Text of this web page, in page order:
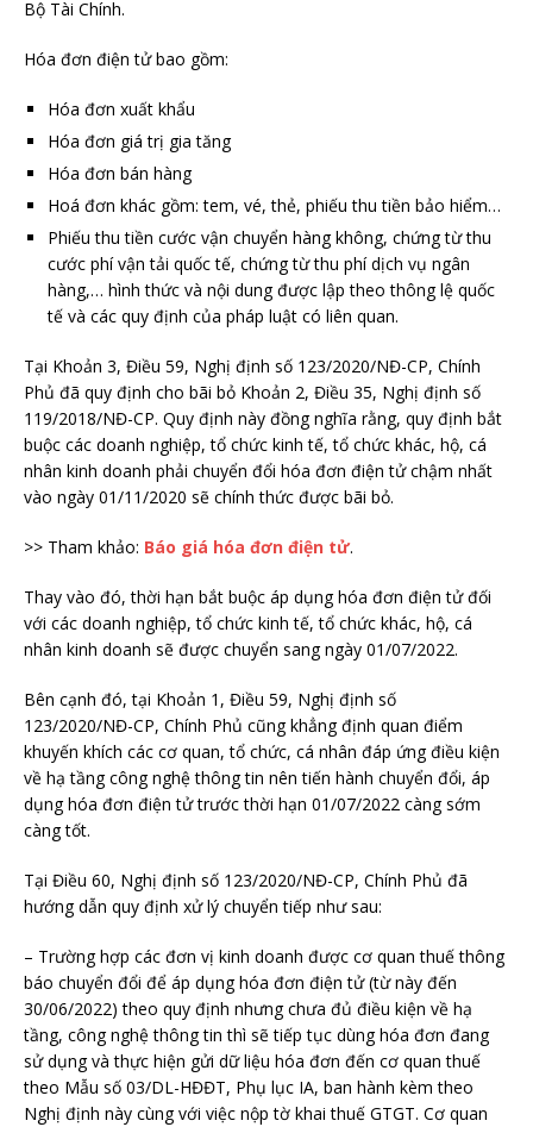
Bộ Tài Chính.
Hóa đơn điện tử bao gồm:
Hóa đơn xuất khẩu
Hóa đơn giá trị gia tăng
Hóa đơn bán hàng
Hoá đơn khác gồm: tem, vé, thẻ, phiếu thu tiền bảo hiểm…
Phiếu thu tiền cước vận chuyển hàng không, chứng từ thu
cước phí vận tải quốc tế, chứng từ thu phí dịch vụ ngân
hàng,… hình thức và nội dung được lập theo thông lệ quốc
tế và các quy định của pháp luật có liên quan.
Tại Khoản 3, Điều 59, Nghị định số 123/2020/NĐ-CP, Chính
Phủ đã quy định cho bãi bỏ Khoản 2, Điều 35, Nghị định số
119/2018/NĐ-CP. Quy định này đồng nghĩa rằng, quy định bắt
buộc các doanh nghiệp, tổ chức kinh tế, tổ chức khác, hộ, cá
nhân kinh doanh phải chuyển đổi hóa đơn điện tử chậm nhất
vào ngày 01/11/2020 sẽ chính thức được bãi bỏ.
>> Tham khảo: Báo giá hóa đơn điện tử.
Thay vào đó, thời hạn bắt buộc áp dụng hóa đơn điện tử đối
với các doanh nghiệp, tổ chức kinh tế, tổ chức khác, hộ, cá
nhân kinh doanh sẽ được chuyển sang ngày 01/07/2022.
Bên cạnh đó, tại Khoản 1, Điều 59, Nghị định số
123/2020/NĐ-CP, Chính Phủ cũng khẳng định quan điểm
khuyến khích các cơ quan, tổ chức, cá nhân đáp ứng điều kiện
về hạ tầng công nghệ thông tin nên tiến hành chuyển đổi, áp
dụng hóa đơn điện tử trước thời hạn 01/07/2022 càng sớm
càng tốt.
Tại Điều 60, Nghị định số 123/2020/NĐ-CP, Chính Phủ đã
hướng dẫn quy định xử lý chuyển tiếp như sau:
– Trường hợp các đơn vị kinh doanh được cơ quan thuế thông
báo chuyển đổi để áp dụng hóa đơn điện tử (từ này đến
30/06/2022) theo quy định nhưng chưa đủ điều kiện về hạ
tầng, công nghệ thông tin thì sẽ tiếp tục dùng hóa đơn đang
sử dụng và thực hiện gửi dữ liệu hóa đơn đến cơ quan thuế
theo Mẫu số 03/DL-HĐĐT, Phụ lục IA, ban hành kèm theo
Nghị định này cùng với việc nộp tờ khai thuế GTGT. Cơ quan